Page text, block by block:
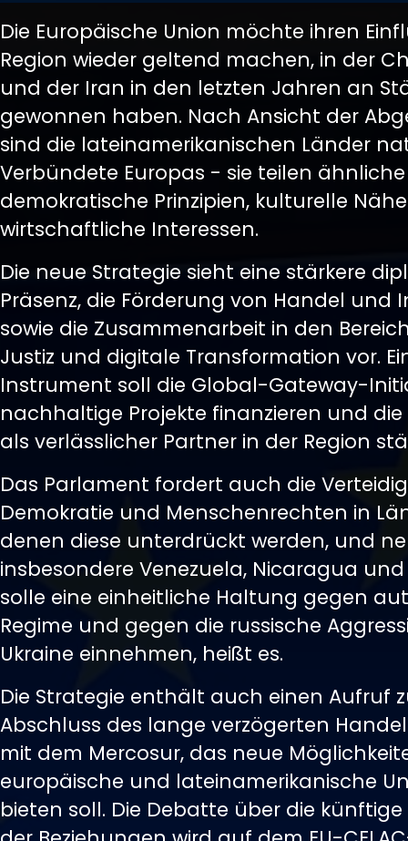
Die Europäische Union möchte ihren
Region wieder geltend machen, in der
und der Iran in den letzten Jahren an
gewonnen haben. Nach Ansicht der
sind die lateinamerikanischen Länder
Verbündete Europas - sie teilen ähnliche
demokratische Prinzipien, kulturelle
wirtschaftliche Interessen.
Die neue Strategie sieht eine stärkere
Präsenz, die Förderung von Handel und
sowie die Zusammenarbeit in den
Justiz und digitale Transformation vor.
Instrument soll die Global-Gateway-
nachhaltige Projekte finanzieren und die
als verlässlicher Partner in der Region
Das Parlament fordert auch die
Demokratie und Menschenrechten in
denen diese unterdrückt werden, und
insbesondere Venezuela, Nicaragua und
solle eine einheitliche Haltung gegen
Regime und gegen die russische
Ukraine einnehmen, heißt es.
Die Strategie enthält auch einen Aufruf
Abschluss des lange verzögerten
mit dem Mercosur, das neue
europäische und lateinamerikanische
bieten soll. Die Debatte über die